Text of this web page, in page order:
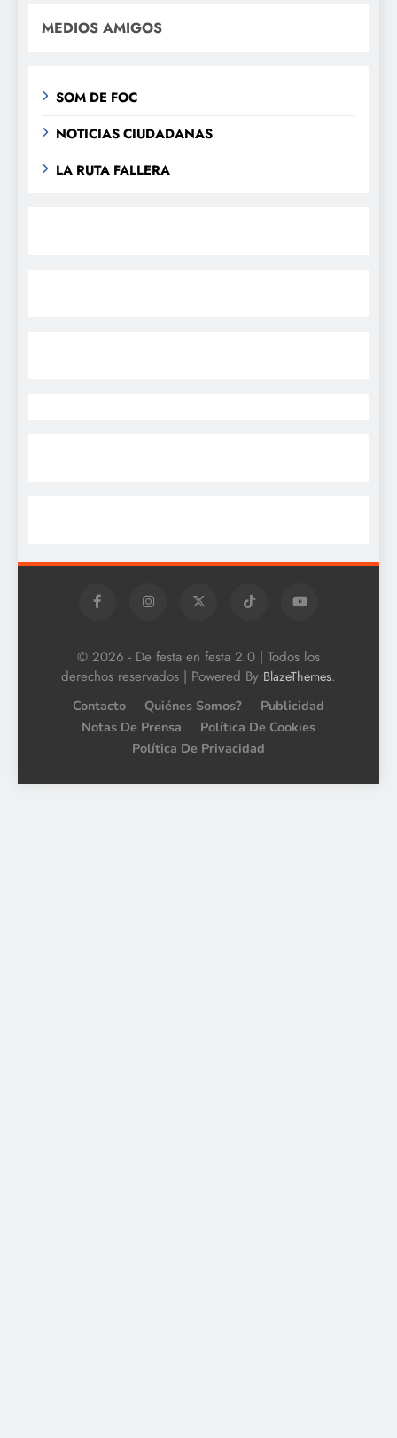
MEDIOS AMIGOS
SOM DE FOC
NOTICIAS CIUDADANAS
LA RUTA FALLERA
© 2026 - De festa en festa 2.0 | Todos los
derechos reservados | Powered By BlazeThemes.
Contacto Quiénes Somos?
Publicidad
Notas De Prensa
Política De Cookies
Política De Privacidad